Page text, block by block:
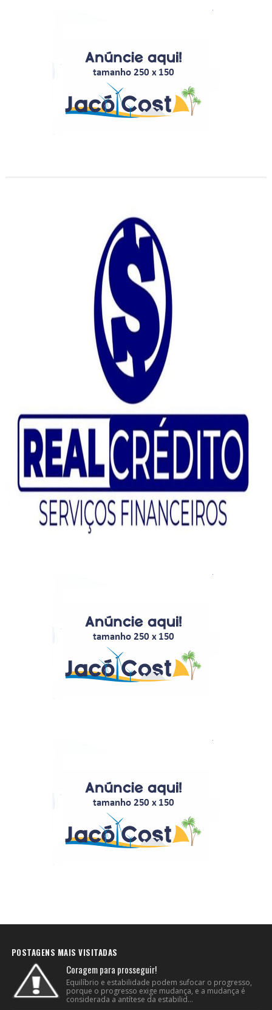
POSTAGENS MAIS VISITADAS
Coragem para prosseguir!
Equilíbrio e estabilidade podem sufocar o progresso,
porque o progresso exige mudança, e a mudança é
considerada a antítese da estabilid...